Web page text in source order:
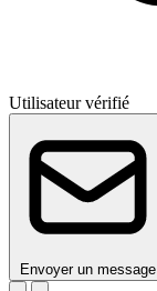
Utilisateur vérifié
Envoyer un message